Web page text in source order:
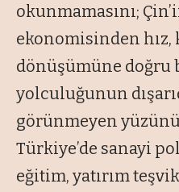
okunmamasını;
ekonomisinden hız,
dönüşümüne doğru
yolculuğunun
görünmeyen
Türkiye’de sanayi
eğitim, yatırım